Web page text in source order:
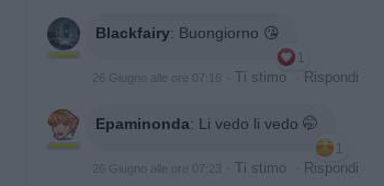
Blackfairy: Buongiorno 😘
1
26 Giugno alle ore 07:16 Ti stimo Rispondi
Epaminonda: Li vedo li vedo 🤭
1
26 Giugno alle ore 07:23 Ti stimo Rispondi